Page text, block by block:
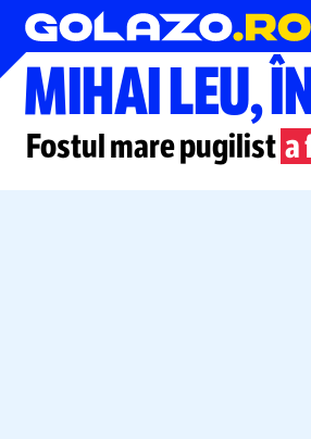
Box
MIHAI LEU,
Fostul mare pugilist a